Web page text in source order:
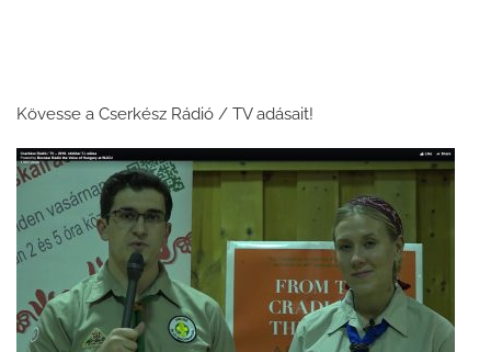
Kövesse a Cserkész Rádió / TV adásait!